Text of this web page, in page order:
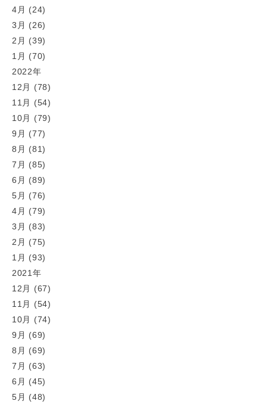
4月 (24)
3月 (26)
2月 (39)
1月 (70)
2022年
12月 (78)
11月 (54)
10月 (79)
9月 (77)
8月 (81)
7月 (85)
6月 (89)
5月 (76)
4月 (79)
3月 (83)
2月 (75)
1月 (93)
2021年
12月 (67)
11月 (54)
10月 (74)
9月 (69)
8月 (69)
7月 (63)
6月 (45)
5月 (48)